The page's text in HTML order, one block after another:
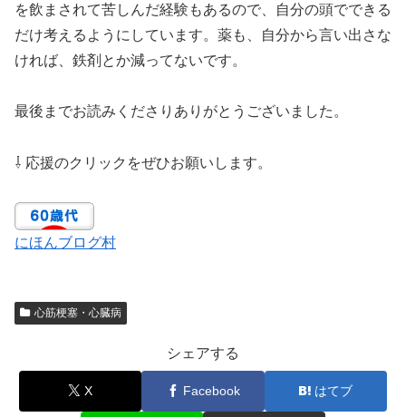
を飲まされて苦しんだ経験もあるので、自分の頭でできる
だけ考えるようにしています。薬も、自分から言い出さな
ければ、鉄剤とか減ってないです。
最後までお読みくださりありがとうございました。
⇩ 応援のクリックをぜひお願いします。
にほんブログ村
心筋梗塞・心臓病
シェアする
X Facebook はてブ